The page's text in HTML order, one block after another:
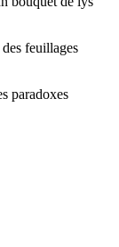
feuillages
paradoxes